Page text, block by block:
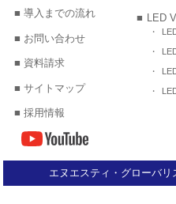
導入までの流れ
お問い合わせ
資料請求
サイトマップ
採用情報
LED
エヌエスティ・グローバ